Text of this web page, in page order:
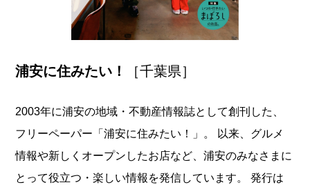
浦安に住みたい！ ［千葉県］
2003年に浦安の地域・不動産情報誌として創刊した、
フリーペーパー「浦安に住みたい！」。 以来、グルメ
情報や新しくオープンしたお店など、浦安のみなさまに
とって役立つ・楽しい情報を発信しています。 発行は